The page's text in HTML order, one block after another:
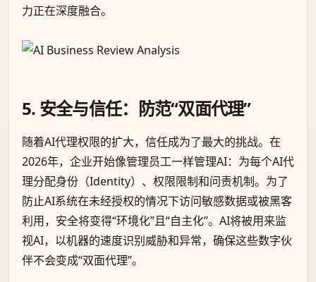
力正在深度融合。
5. 安全与信任：防范“双面代理”
随着AI代理权限的扩大，信任成为了最大的挑战。在
2026年，企业开始像管理员工一样管理AI：为每个AI代
理分配身份（Identity）、权限限制和问责机制。为了
防止AI系统在未经授权的情况下访问敏感数据或被黑客
利用，安全将变得“环境化”且“自主化”。AI将被用来监
视AI，以机器的速度识别威胁和异常，确保这些数字伙
伴不会变成“双面代理”。